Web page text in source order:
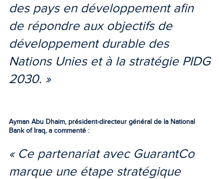
des pays en développement afin
de répondre aux objectifs de
développement durable des
Nations Unies et à la stratégie PIDG
2030. »
Ayman Abu Dhaim, président-directeur général de la National
Bank of Iraq, a commenté :
« Ce partenariat avec GuarantCo
marque une étape stratégique